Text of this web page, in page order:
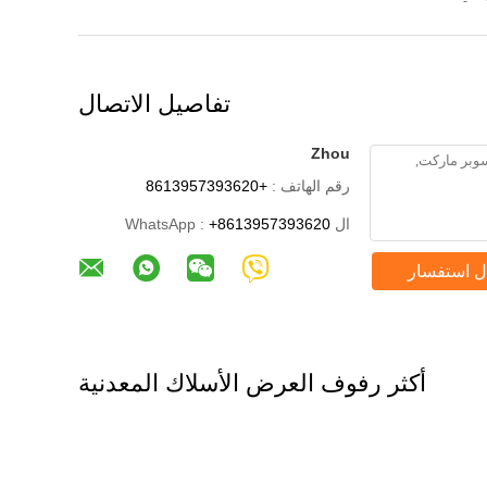
تفاصيل الاتصال
Zhou
رقم الهاتف : +8613957393620
ال WhatsApp : +8613957393620
استفسار
أكثر رفوف العرض الأسلاك المعدنية